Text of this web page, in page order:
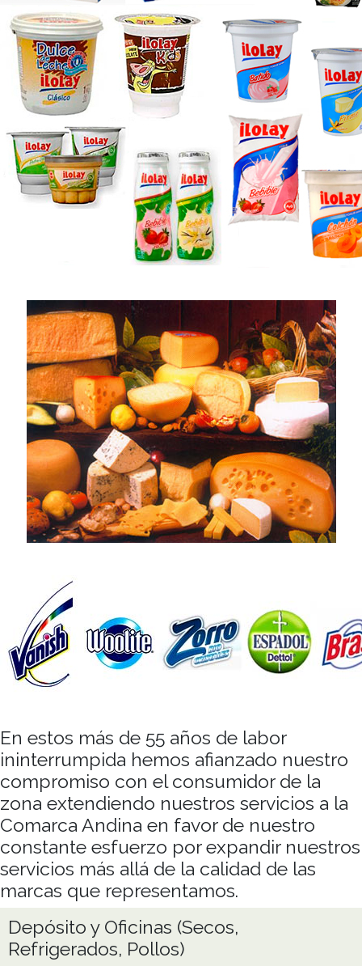
En estos más de 55 años de labor
ininterrumpida hemos afianzado nuestro
compromiso con el consumidor de la
zona extendiendo nuestros servicios a la
Comarca Andina en favor de nuestro
constante esfuerzo por expandir nuestros
servicios más allá de la calidad de las
marcas que representamos.
Depósito y Oficinas (Secos,
Refrigerados, Pollos)